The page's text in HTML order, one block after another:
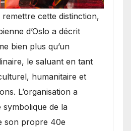
cette distinction,
d’Oslo a décrit
bien plus qu’un
le saluant en tant
humanitaire et
L’organisation a
de la
son propre 40e